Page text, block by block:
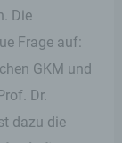
Die
Frage auf:
GKM und
Dr.
dazu die
sind
unserer